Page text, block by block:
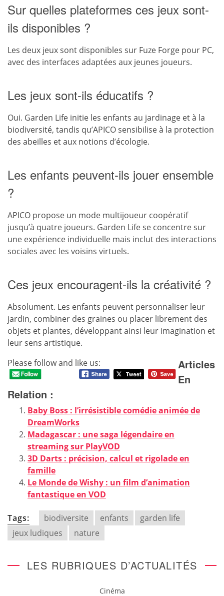
Sur quelles plateformes ces jeux sont-
ils disponibles ?
Les deux jeux sont disponibles sur Fuze Forge pour PC,
avec des interfaces adaptées aux jeunes joueurs.
Les jeux sont-ils éducatifs ?
Oui. Garden Life initie les enfants au jardinage et à la
biodiversité, tandis qu’APICO sensibilise à la protection
des abeilles et aux notions d’écologie.
Les enfants peuvent-ils jouer ensemble
?
APICO propose un mode multijoueur coopératif
jusqu’à quatre joueurs. Garden Life se concentre sur
une expérience individuelle mais inclut des interactions
sociales avec les voisins virtuels.
Ces jeux encouragent-ils la créativité ?
Absolument. Les enfants peuvent personnaliser leur
jardin, combiner des graines ou placer librement des
objets et plantes, développant ainsi leur imagination et
leur sens artistique.
Please follow and like us:
Articles
En
Relation :
Baby Boss : l’irrésistible comédie animée de
DreamWorks
Madagascar : une saga légendaire en
streaming sur PlayVOD
3D Darts : précision, calcul et rigolade en
famille
Le Monde de Wishy : un film d’animation
fantastique en VOD
Tags: biodiversite enfants
garden life
jeux ludiques
nature
LES RUBRIQUES D’ACTUALITÉS
Cinéma